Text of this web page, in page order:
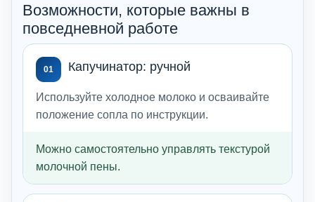
Возможности, которые важны в
повседневной работе
01 Капучинатор: ручной
Используйте холодное молоко и осваивайте
положение сопла по инструкции.
Можно самостоятельно управлять текстурой
молочной пены.